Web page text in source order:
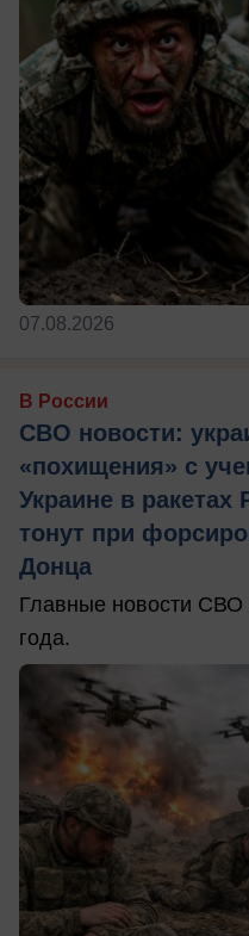
07.08.2026
В России
СВО новости:
«похищения» с
Украине в
тонут при
Донца
Главные новости СВО
года.